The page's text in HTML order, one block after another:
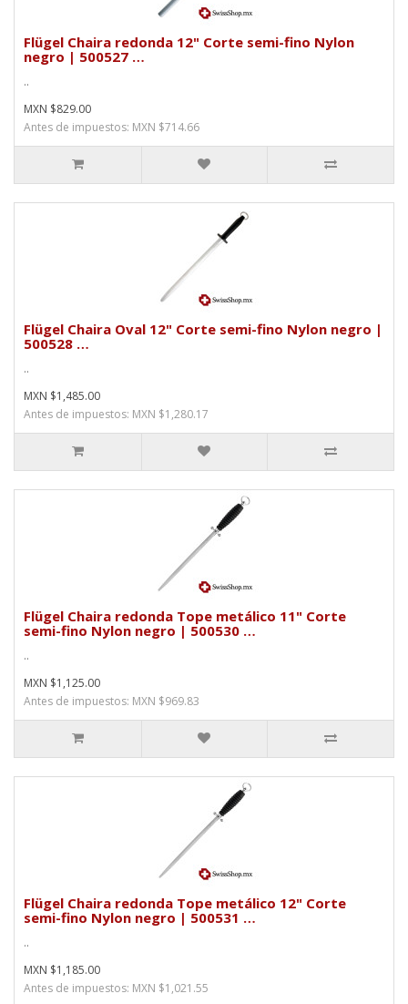
Flügel Chaira redonda 12" Corte semi-fino Nylon
negro | 500527 …
..
MXN $829.00
Antes de impuestos: MXN $714.66
Flügel Chaira Oval 12" Corte semi-fino Nylon negro |
500528 …
..
MXN $1,485.00
Antes de impuestos: MXN $1,280.17
Flügel Chaira redonda Tope metálico 11" Corte
semi-fino Nylon negro | 500530 …
..
MXN $1,125.00
Antes de impuestos: MXN $969.83
Flügel Chaira redonda Tope metálico 12" Corte
semi-fino Nylon negro | 500531 …
..
MXN $1,185.00
Antes de impuestos: MXN $1,021.55